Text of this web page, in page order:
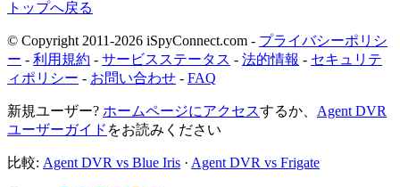
トップへ戻る
© Copyright 2011-2026 iSpyConnect.com - プライバシーポリシ
ー - 利用規約 - サービスステータス - 法的情報 - セキュリテ
ィポリシー - お問い合わせ - FAQ
新規ユーザー? ホームページにアクセスするか、 Agent DVR
ユーザーガイド をお読みください
比較: Agent DVR vs Blue Iris · Agent DVR vs Frigate